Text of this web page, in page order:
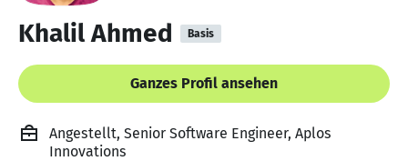
Khalil Ahmed Basis
Ganzes Profil ansehen
Angestellt, Senior Software Engineer, Aplos
Innovations